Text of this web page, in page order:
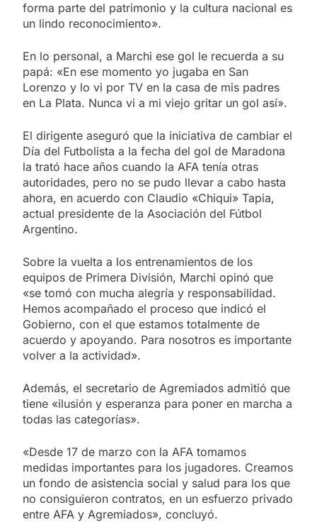
forma parte del patrimonio y la cultura nacional es
un lindo reconocimiento».
En lo personal, a Marchi ese gol le recuerda a su
papá: «En ese momento yo jugaba en San
Lorenzo y lo vi por TV en la casa de mis padres
en La Plata. Nunca vi a mi viejo gritar un gol así».
El dirigente aseguró que la iniciativa de cambiar el
Día del Futbolista a la fecha del gol de Maradona
la trató hace años cuando la AFA tenía otras
autoridades, pero no se pudo llevar a cabo hasta
ahora, en acuerdo con Claudio «Chiqui» Tapia,
actual presidente de la Asociación del Fútbol
Argentino.
Sobre la vuelta a los entrenamientos de los
equipos de Primera División, Marchi opinó que
«se tomó con mucha alegría y responsabilidad.
Hemos acompañado el proceso que indicó el
Gobierno, con el que estamos totalmente de
acuerdo y apoyando. Para nosotros es importante
volver a la actividad».
Además, el secretario de Agremiados admitió que
tiene «ilusión y esperanza para poner en marcha a
todas las categorías».
«Desde 17 de marzo con la AFA tomamos
medidas importantes para los jugadores. Creamos
un fondo de asistencia social y salud para los que
no consiguieron contratos, en un esfuerzo privado
entre AFA y Agremiados», concluyó.